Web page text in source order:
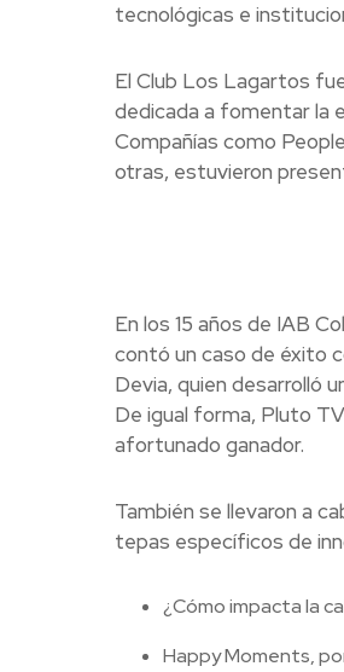
tecnológicas e
El Club Los Lagartos
dedicada a fomentar la
Compañías como
otras, estuvieron
En los 15 años de IAB
contó un caso de éxito
Devia, quien desarrolló
De igual forma, Pluto
afortunado ganador.
También se llevaron a
tepas específicos de
¿Cómo impacta la
Happy Moments,